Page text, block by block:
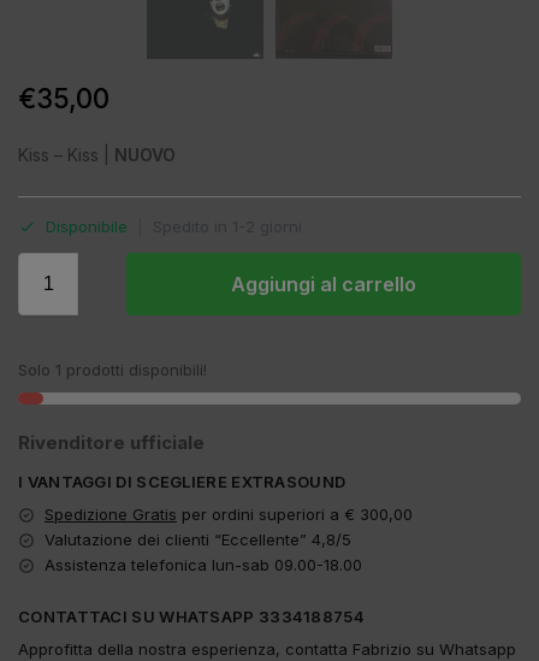
€35,00
Kiss – Kiss | NUOVO
Disponibile
Aggiungi al carrello
Solo 1 prodotti disponibili!
Rivenditore ufficiale
I VANTAGGI DI SCEGLIERE EXTRASOUND
Spedizione Gratis per ordini superiori a € 300,00
Valutazione dei clienti “Eccellente” 4,8/5
Assistenza telefonica lun-sab 09.00-18.00
CONTATTACI SU WHATSAPP 3334188754
Approfitta della nostra esperienza, contatta Fabrizio su Whatsapp